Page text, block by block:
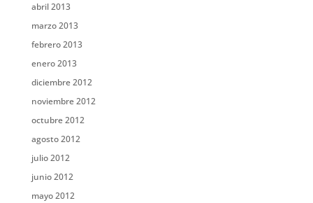
abril 2013
marzo 2013
febrero 2013
enero 2013
diciembre 2012
noviembre 2012
octubre 2012
agosto 2012
julio 2012
junio 2012
mayo 2012